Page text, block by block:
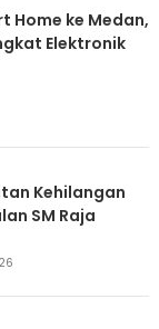
Home ke Medan,
Elektronik
Kehilangan
SM Raja